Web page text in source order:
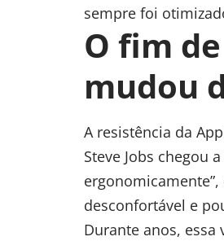
sempre foi
O fim
mudou
A resistência da
Steve Jobs chegou
desconfortável e
Durante anos,